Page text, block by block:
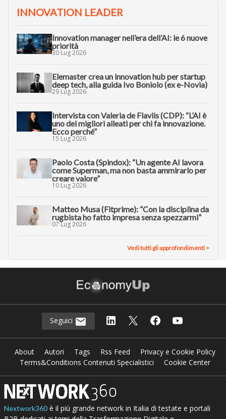
INNOVATION LEADER
Innovation manager nell’era dell’AI: le 6 nuove
priorità
30 Lug 2026
Elemaster crea un innovation hub per startup
deep tech, alla guida Ivo Boniolo (ex e-Novia)
29 Lug 2026
Intervista con Valeria de Flaviis (CDP): “L’AI è
uno dei migliori alleati per chi fa innovazione.
Ecco perché”
15 Lug 2026
Paolo Costa (Spindox): “Un agente AI lavora
come Superman, ma non basta ammirarlo per
creare valore”
10 Lug 2026
Matteo Musa (Fitprime): “Con la disciplina da
rugbista ho fatto impresa senza spezzarmi”
07 Lug 2026
Vedi tutti gli approfondimenti >
Seguici
About Autori Tags Rss Feed
Privacy e Cookie Policy
Terms&Conditions Contenuti Specialistici
Cookie Center
Nextwork360è il più grande network in Italia di testate e portali